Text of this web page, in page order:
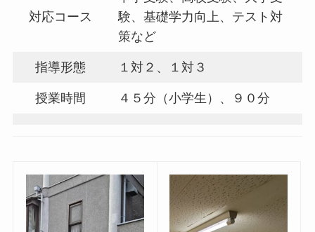
対応コース
験、基礎学力向上、テスト対
策など
指導形態 １対２、１対３
授業時間 ４５分（小学生）、９０分